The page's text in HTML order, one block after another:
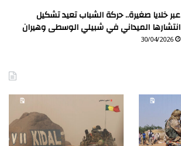
عبر خلايا صغيرة.. حركة الشباب تعيد تشكيل
انتشارها الميداني في شبيلي الوسطى وهيران
30/04/2026